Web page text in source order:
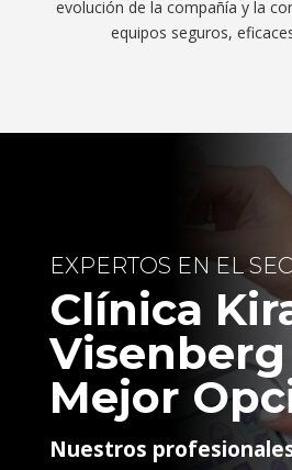
evolución de la compañía y la
equipos seguros,
EXPERTOS EN EL
Clínica
Visenberg
Mejor
Nuestros